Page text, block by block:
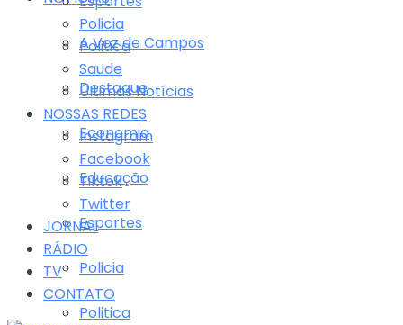
A Voz de Campos
Destaque
Economia
Educação
Esportes
Policia
Politica
Policia
Politica
Saude
Últimas Notícias
NOSSAS REDES
Instagram
Facebook
Tiktok
Twitter
JORNAL
RÁDIO
TV
CONTATO